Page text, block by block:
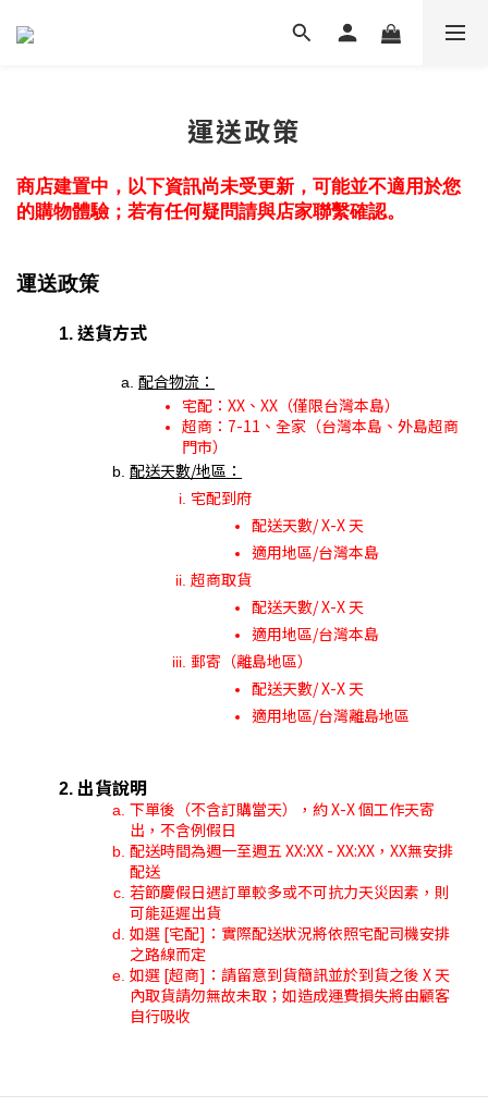
運送政策
商店建置中，以下資訊尚未受更新，可能並不適用於您
的購物體驗；若有任何疑問請與店家聯繫確認。
運送政策
送貨方式
配合物流：
宅配：XX、XX（僅限台灣本島）
超商：7-11、全家（台灣本島、外島超商
門市）
配送天數/地區：
宅配到府
配送天數/ X-X 天
適用地區/台灣本島
超商取貨
配送天數/ X-X 天
適用地區/台灣本島
郵寄（離島地區）
配送天數/ X-X 天
適用地區/台灣離島地區
出貨說明
下單後（不含訂購當天），約 X-X 個工作天寄
出，不含例假日
配送時間為週一至週五 XX:XX - XX:XX，XX無安排
配送
若節慶假日遇訂單較多或不可抗力天災因素，則
可能延遲出貨
如選 [宅配]：實際配送狀況將依照宅配司機安排
之路線而定
如選 [超商]：請留意到貨簡訊並於到貨之後 X 天
內取貨請勿無故未取；如造成運費損失將由顧客
自行吸收